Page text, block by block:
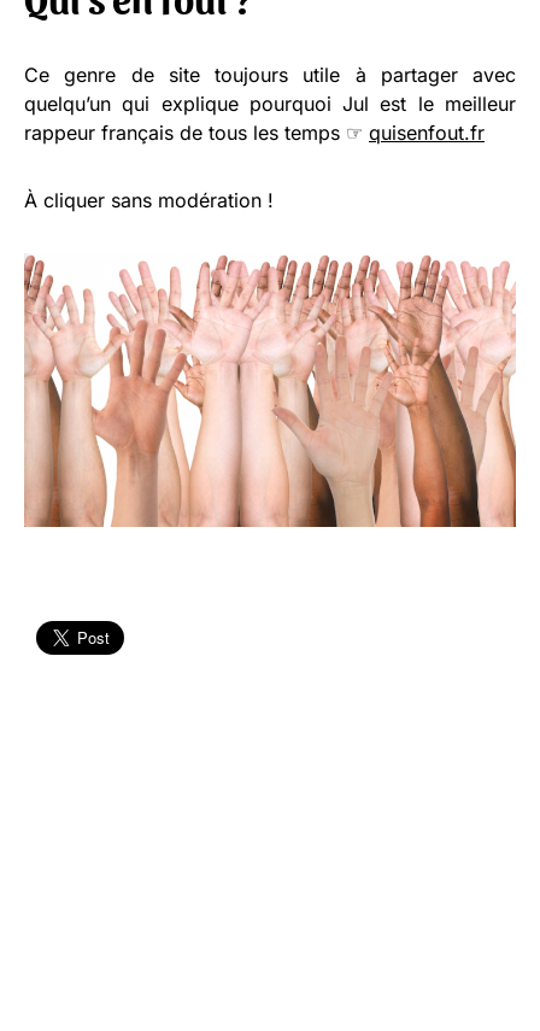
Ce genre de site toujours utile à partager avec
quelqu’un qui explique pourquoi Jul est le meilleur
rappeur français de tous les temps ☞ quisenfout.fr
À cliquer sans modération !